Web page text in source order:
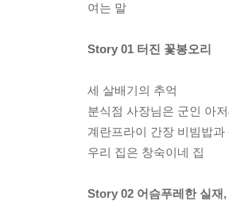
여는 말
Story 01 터진 꽃봉오리
세 살배기의 추억
분식점 사장님은 군인 아
계란프라이 간장 비빔밥과
우리 집은 창숙이네 집
Story 02 어슴푸레한 실재